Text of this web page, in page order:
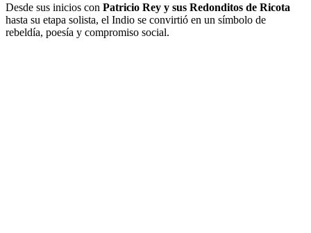
Desde sus inicios con Patricio Rey y sus Redonditos de Ricota
hasta su etapa solista, el Indio se convirtió en un símbolo de
rebeldía, poesía y compromiso social.